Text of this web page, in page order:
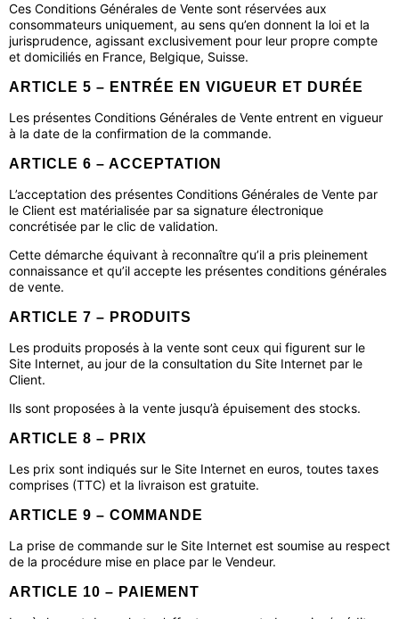
Ces Conditions Générales de Vente sont réservées aux
consommateurs uniquement, au sens qu’en donnent la loi et la
jurisprudence, agissant exclusivement pour leur propre compte
et domiciliés en France, Belgique, Suisse.
ARTICLE 5 – ENTRÉE EN VIGUEUR ET DURÉE
Les présentes Conditions Générales de Vente entrent en vigueur
à la date de la confirmation de la commande.
ARTICLE 6 – ACCEPTATION
L’acceptation des présentes Conditions Générales de Vente par
le Client est matérialisée par sa signature électronique
concrétisée par le clic de validation.
Cette démarche équivant à reconnaître qu’il a pris pleinement
connaissance et qu’il accepte les présentes conditions générales
de vente.
ARTICLE 7 – PRODUITS
Les produits proposés à la vente sont ceux qui figurent sur le
Site Internet, au jour de la consultation du Site Internet par le
Client.
Ils sont proposées à la vente jusqu’à épuisement des stocks.
ARTICLE 8 – PRIX
Les prix sont indiqués sur le Site Internet en euros, toutes taxes
comprises (TTC) et la livraison est gratuite.
ARTICLE 9 – COMMANDE
La prise de commande sur le Site Internet est soumise au respect
de la procédure mise en place par le Vendeur.
ARTICLE 10 – PAIEMENT